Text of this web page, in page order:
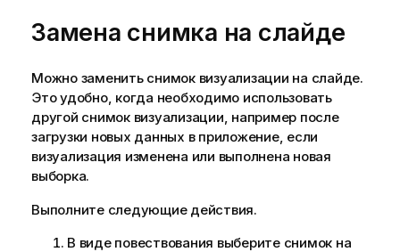
Замена снимка на слайде
Можно заменить снимок визуализации на слайде.
Это удобно, когда необходимо использовать
другой снимок визуализации, например после
загрузки новых данных в приложение, если
визуализация изменена или выполнена новая
выборка.
Выполните следующие действия.
В виде повествования выберите снимок на